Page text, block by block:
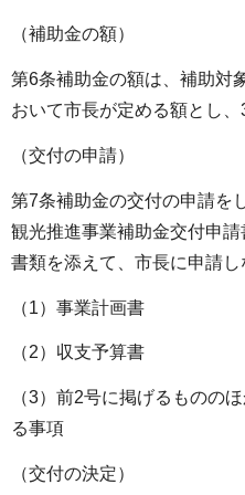
（補助金の額）
第6条補助金の額は、補助対
おいて市長が定める額とし、
（交付の申請）
第7条補助金の交付の申請を
観光推進事業補助金交付申
書類を添えて、市長に申請し
（1）事業計画書
（2）収支予算書
（3）前2号に掲げるものの
る事項
（交付の決定）